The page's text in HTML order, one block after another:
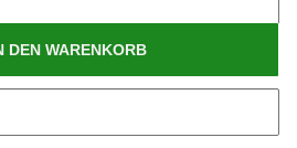
DEN WARENKORB
Wählen Sie bitte die gewünschte